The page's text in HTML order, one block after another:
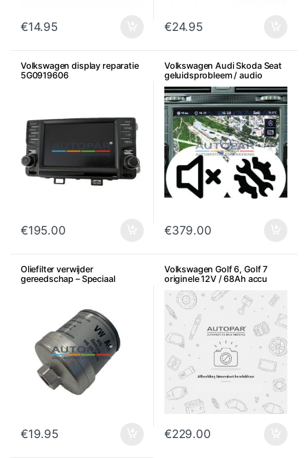
€14.95 €24.95
Volkswagen display reparatie
5G0919606
€195.00
Volkswagen Audi Skoda Seat
geluidsprobleem / audio
probleem reparatie radio
€379.00
Oliefilter verwijder
gereedschap – Speciaal
€19.95
Volkswagen Golf 6, Golf 7
originele 12V / 68Ah accu
€229.00